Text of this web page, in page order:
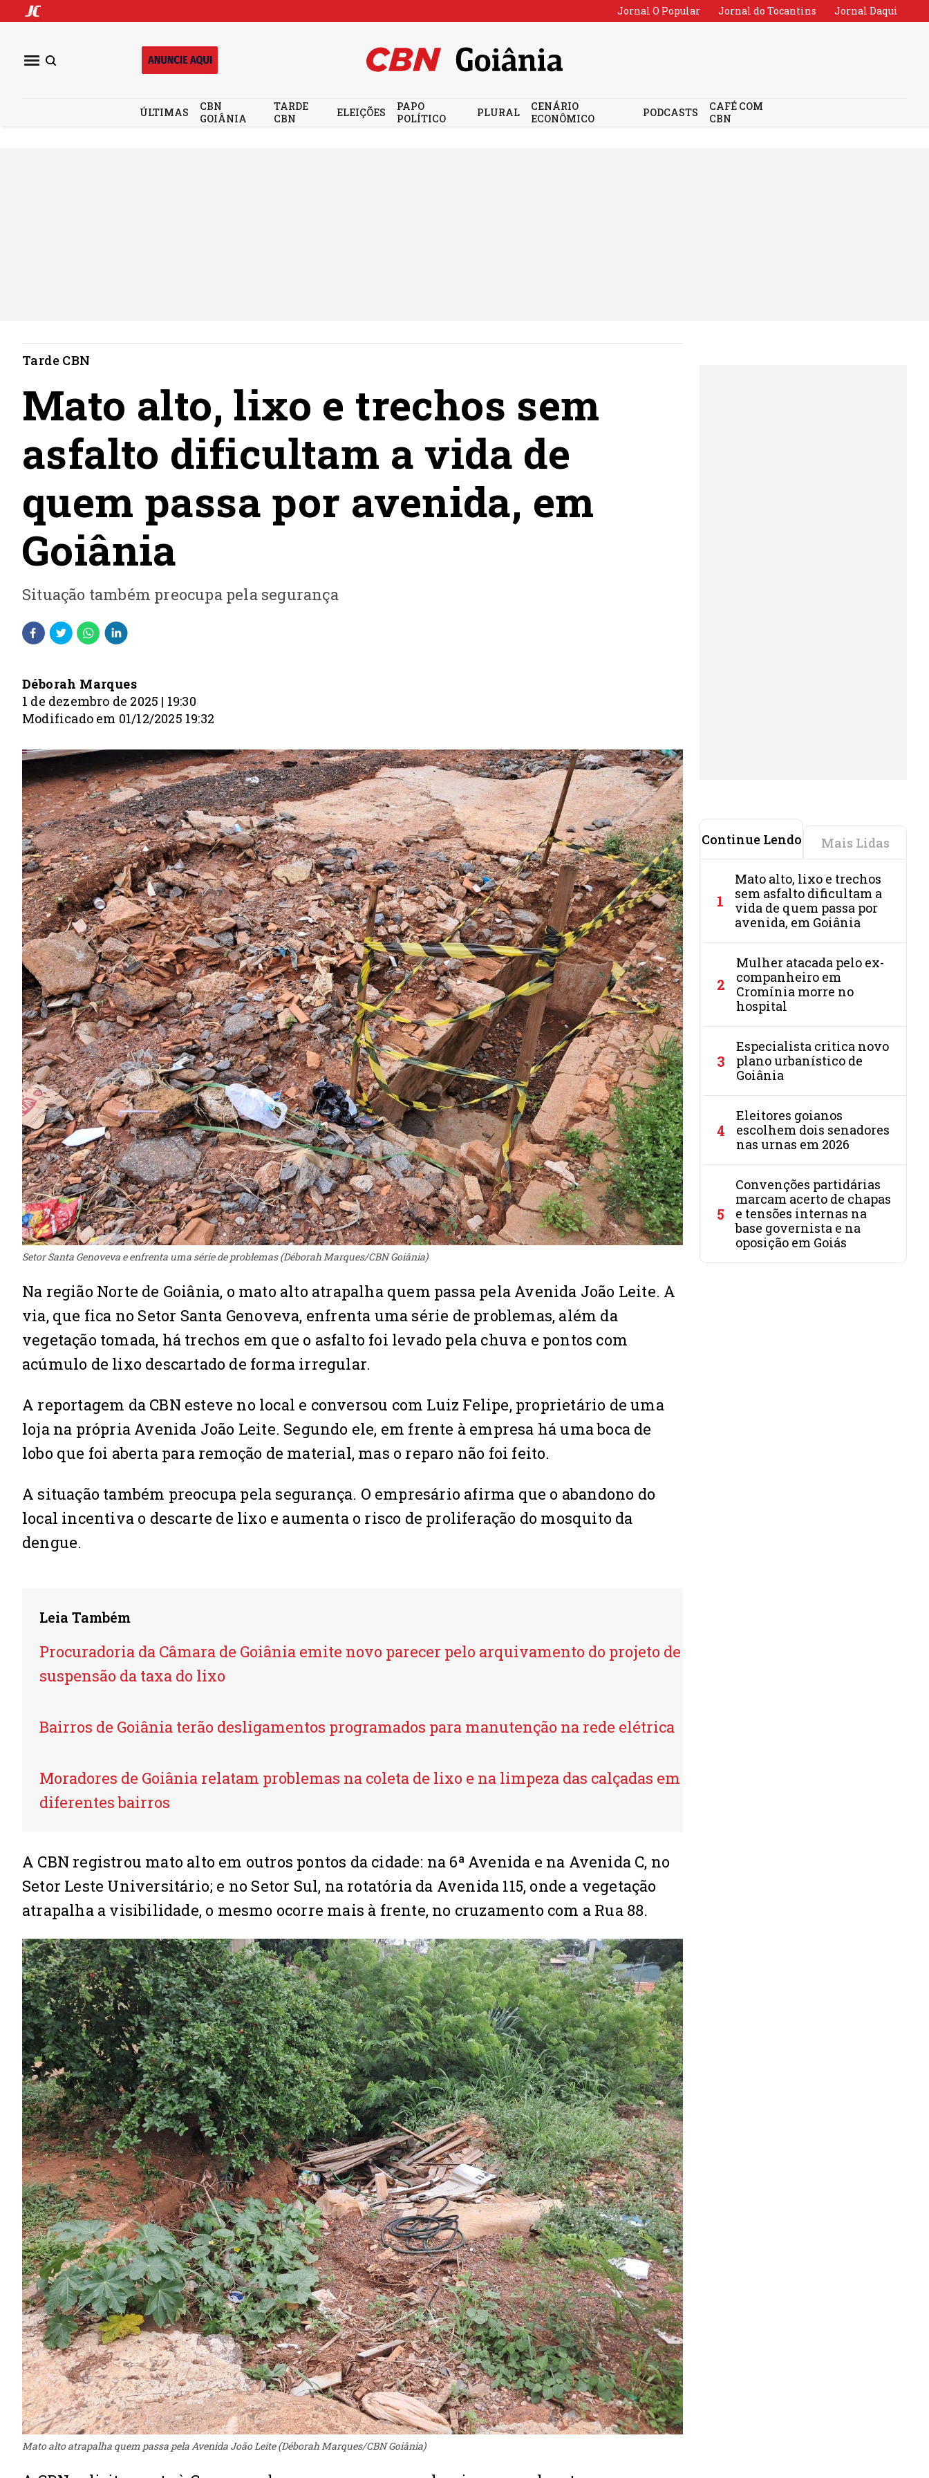
Jornal O Popular Jornal do Tocantins Jornal Daqui
ÚLTIMAS
CBN
GOIÂNIA
TARDE
CBN
ELEIÇÕES
PAPO
POLÍTICO
PLURAL
CENÁRIO
ECONÔMICO
PODCASTS
CAFÉ COM
CBN
Tarde CBN
Mato alto, lixo e trechos sem
asfalto dificultam a vida de
quem passa por avenida, em
Goiânia
Situação também preocupa pela segurança
Déborah Marques
1 de dezembro de 2025 | 19:30
Modificado em 01/12/2025 19:32
Setor Santa Genoveva e enfrenta uma série de problemas (Déborah Marques/CBN Goiânia)
Na região Norte de Goiânia, o mato alto atrapalha quem passa pela Avenida João Leite. A
via, que fica no Setor Santa Genoveva, enfrenta uma série de problemas, além da
vegetação tomada, há trechos em que o asfalto foi levado pela chuva e pontos com
acúmulo de lixo descartado de forma irregular.
A reportagem da CBN esteve no local e conversou com Luiz Felipe, proprietário de uma
loja na própria Avenida João Leite. Segundo ele, em frente à empresa há uma boca de
lobo que foi aberta para remoção de material, mas o reparo não foi feito.
A situação também preocupa pela segurança. O empresário afirma que o abandono do
local incentiva o descarte de lixo e aumenta o risco de proliferação do mosquito da
dengue.
Leia Também
Procuradoria da Câmara de Goiânia emite novo parecer pelo arquivamento do projeto de
suspensão da taxa do lixo
Bairros de Goiânia terão desligamentos programados para manutenção na rede elétrica
Moradores de Goiânia relatam problemas na coleta de lixo e na limpeza das calçadas em
diferentes bairros
A CBN registrou mato alto em outros pontos da cidade: na 6ª Avenida e na Avenida C, no
Setor Leste Universitário; e no Setor Sul, na rotatória da Avenida 115, onde a vegetação
atrapalha a visibilidade, o mesmo ocorre mais à frente, no cruzamento com a Rua 88.
Mato alto atrapalha quem passa pela Avenida João Leite (Déborah Marques/CBN Goiânia)
Continue Lendo Mais Lidas
1
Mato alto, lixo e trechos
sem asfalto dificultam a
vida de quem passa por
avenida, em Goiânia
2
Mulher atacada pelo ex-
companheiro em
Cromínia morre no
hospital
3
Especialista critica novo
plano urbanístico de
Goiânia
4
Eleitores goianos
escolhem dois senadores
nas urnas em 2026
5
Convenções partidárias
marcam acerto de chapas
e tensões internas na
base governista e na
oposição em Goiás